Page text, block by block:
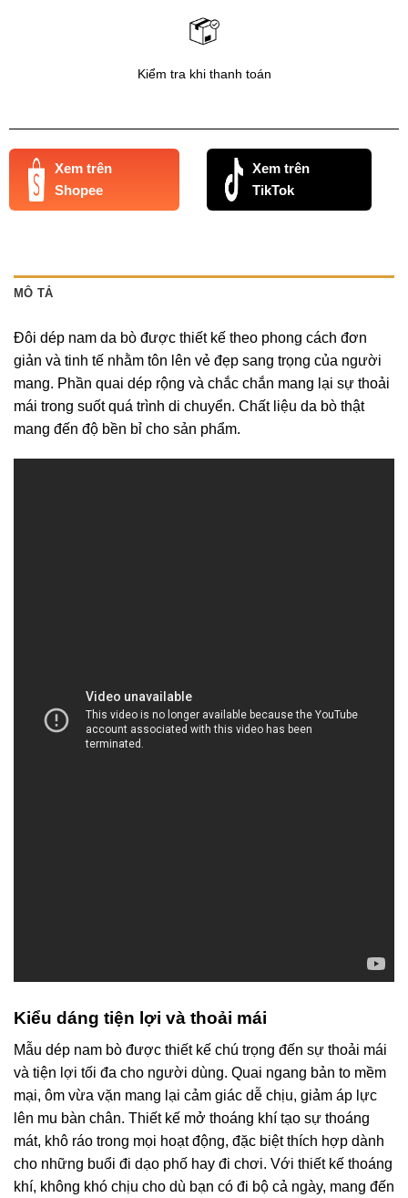
Kiểm tra khi thanh toán
Xem trên
Shopee
Xem trên
TikTok
MÔ TẢ
Đôi dép nam da bò được thiết kế theo phong cách đơn
giản và tinh tế nhằm tôn lên vẻ đẹp sang trọng của người
mang. Phần quai dép rộng và chắc chắn mang lại sự thoải
mái trong suốt quá trình di chuyển. Chất liệu da bò thật
mang đến độ bền bỉ cho sản phẩm.
Kiểu dáng tiện lợi và thoải mái
Mẫu dép nam bò được thiết kế chú trọng đến sự thoải mái
và tiện lợi tối đa cho người dùng. Quai ngang bản to mềm
mại, ôm vừa vặn mang lại cảm giác dễ chịu, giảm áp lực
lên mu bàn chân. Thiết kế mở thoáng khí tạo sự thoáng
mát, khô ráo trong mọi hoạt động, đặc biệt thích hợp dành
cho những buổi đi dạo phố hay đi chơi. Với thiết kế thoáng
khí, không khó chịu cho dù bạn có đi bộ cả ngày, mang đến